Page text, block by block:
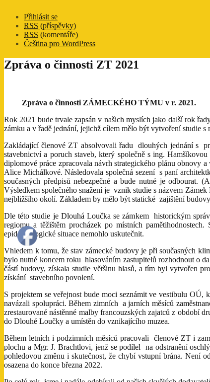
Přihlásit se
RSS (příspěvky)
RSS (komentáře)
Čeština pro WordPress
Zpráva o činnosti ZT 2021
Zpráva o činnosti ZÁMECKÉHO TÝMU v r. 2021.
Rok 2021 bude trvale zapsán v našich myslích jako další rok
zámku a v řadě jednání, jejichž cílem mělo být vytvoření studie
Zakládající členové ZT absolvovali řadu dlouhých jednání s
stavebnictví a poruch staveb, který společně s ing.
diplomové práce zpracovala návrh strategického plánu
Alice Michálkové. Následovala společná sezení s paní
současných předpisů nebezpečné a bude nutné je
Výsledkem společného snažení je vznik studie s názvem
nejbližšího okolí. Základem by mělo být statické zajištění
Dle této studie je Dlouhá Loučka se zámkem historickým
regiomu a těžištěm procházek po místních
epidemiologické situace nemohlo uskutečnit.
Vhledem k tomu, že stav zámecké budovy je při současných
bylo nutné koncem roku hlasováním zastupitelů rozhodnout o
částí budovy, získala studie většinu hlasů, a tím byl vytvořen
získání stavebního povolení.
S projektem se veřejnost bude moci seznámit ve vestibulu
navázali spolupráci. Během zimních a jarních měsíců
zrestaurované nástěnné malby francouzských zajatců z období
do Dlouhé Loučky a umístěn do vznikajícího muzea.
Během letních i podzimních měsíců pracovali členové ZT i
plochu a Mgr. J. Brachtlovi, jenž se podílel na odstranění
pohledovou změnu i skutečnost, že chybí vstupní brána. Není
osazena do konce března 2022.